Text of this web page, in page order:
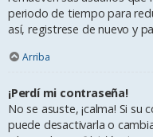
periodo de tiempo para
así, registrese de nuevo y
Arriba
¡Perdí mi contraseña!
No se asuste, ¡calma! Si
puede desactivarla o